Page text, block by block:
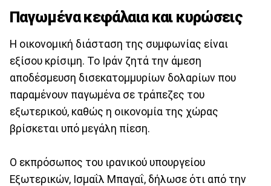
Παγωμένα κεφάλαια και κυρώσεις
Η οικονομική διάσταση της συμφωνίας είναι
εξίσου κρίσιμη. Το Ιράν ζητά την άμεση
αποδέσμευση δισεκατομμυρίων δολαρίων που
παραμένουν παγωμένα σε τράπεζες του
εξωτερικού, καθώς η οικονομία της χώρας
βρίσκεται υπό μεγάλη πίεση.
Ο εκπρόσωπος του ιρανικού υπουργείου
Εξωτερικών, Ισμαΐλ Μπαγαΐ, δήλωσε ότι από την